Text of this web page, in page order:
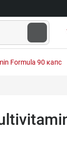
Formula 90 капс